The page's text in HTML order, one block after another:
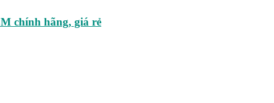
chính hãng, giá rẻ